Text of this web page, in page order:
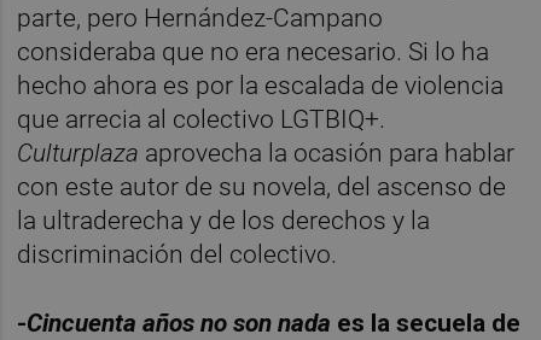
parte, pero Hernández-Campano
consideraba que no era necesario. Si lo ha
hecho ahora es por la escalada de violencia
que arrecia al colectivo LGTBIQ+.
Culturplaza aprovecha la ocasión para hablar
con este autor de su novela, del ascenso de
la ultraderecha y de los derechos y la
discriminación del colectivo.
-Cincuenta años no son nada es la secuela de